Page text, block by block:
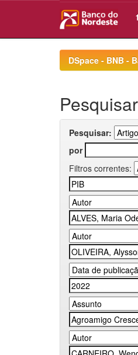
DSpace - BNB -
Pesquisar
Pesquisar:
por
Filtros correntes: